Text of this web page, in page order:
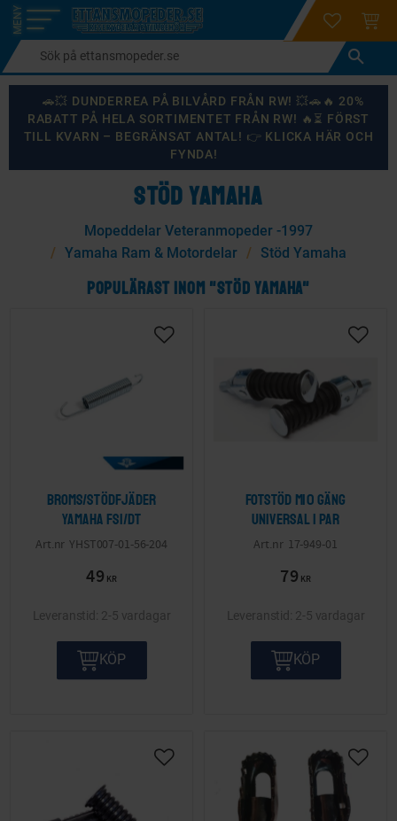
Meny
login
🚗💥 DUNDERREA PÅ BILVÅRD FRÅN RW! 💥🚗🔥 20%
RABATT PÅ HELA SORTIMENTET FRÅN RW! 🔥⏳ FÖRST
TILL KVARN – BEGRÄNSAT ANTAL! 👉 KLICKA HÄR OCH
FYNDA!
STÖD YAMAHA
Mopeddelar Veteranmopeder -1997
Yamaha Ram & Motordelar
Stöd Yamaha
POPULÄRAST INOM "STÖD YAMAHA"
Broms/Stödfjäder
Yamaha FS1/DT
YHST007-01-56-204
49 KR
2-5 vardagar
KÖP
Fotstöd M10 gäng
Universal 1 par
17-949-01
79 KR
2-5 vardagar
KÖP